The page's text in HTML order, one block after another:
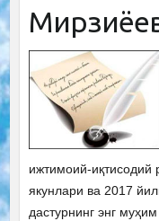
ижтимоий-иқтисодий
якунлари ва 2017
дастурнинг энг